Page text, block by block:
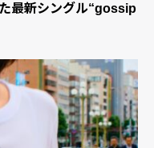
最新シングル“gossip